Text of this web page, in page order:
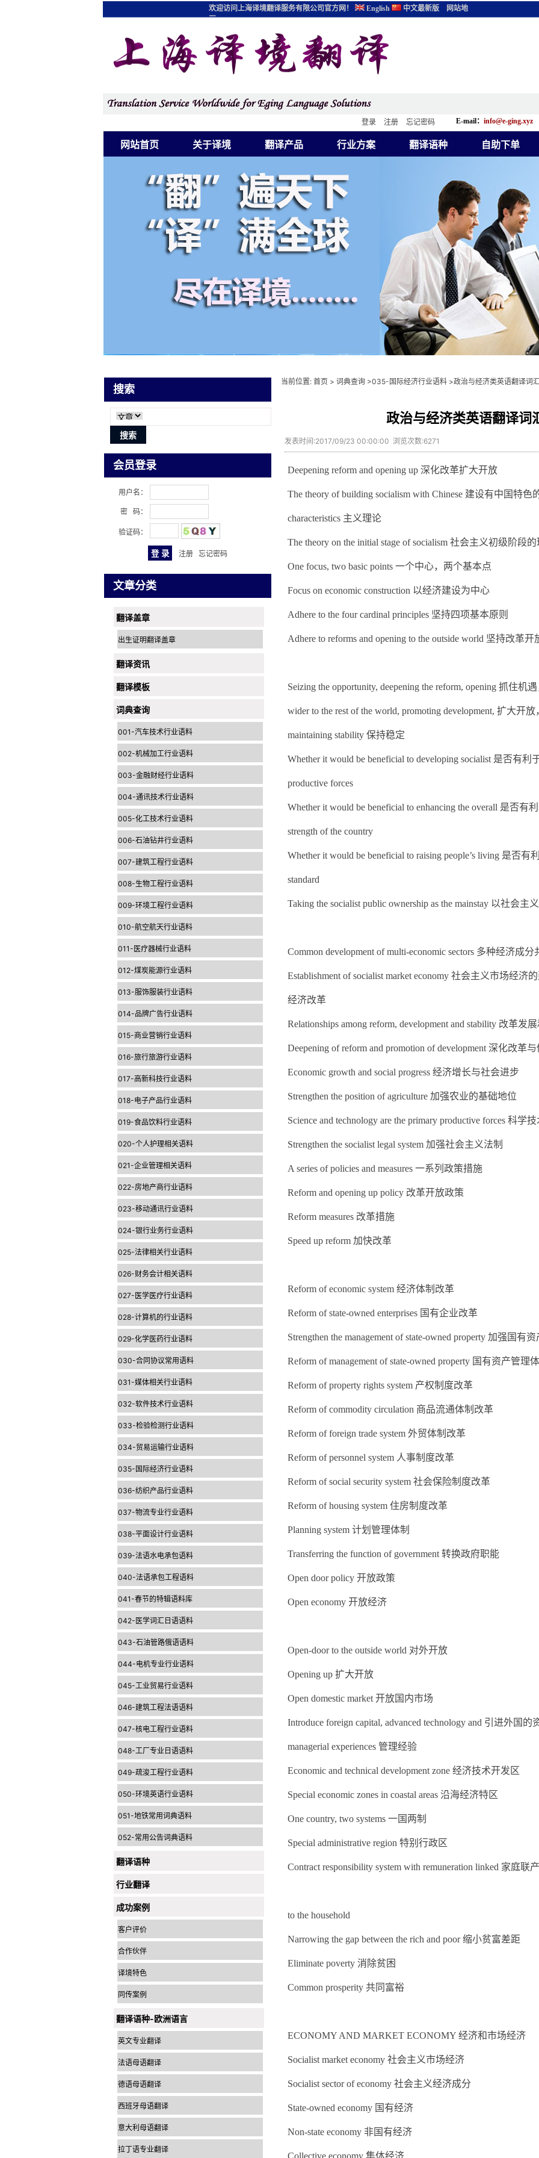
网站首页 关于译境 翻译产品 行业方案 翻译语种 自助下单
登录 注册 忘记密码 E-mail： info@e-ging.xyz
欢迎访问上海译境翻译服务有限公司官方网！ English 中文最新版
网站地
图
搜索
会员登录
用户名：
密 码：
验证码：
注册 忘记密码
文章分类
翻译盖章
出生证明翻译盖章
翻译资讯
翻译模板
词典查询
001-汽车技术行业语料
002-机械加工行业语料
003-金融财经行业语料
004-通讯技术行业语料
005-化工技术行业语料
006-石油钻井行业语料
007-建筑工程行业语料
008-生物工程行业语料
009-环境工程行业语料
010-航空航天行业语料
011-医疗器械行业语料
012-煤炭能源行业语料
013-服饰服装行业语料
014-品牌广告行业语料
015-商业营销行业语料
016-旅行旅游行业语料
017-高新科技行业语料
018-电子产品行业语料
019-食品饮料行业语料
020-个人护理相关语料
021-企业管理相关语料
022-房地产商行业语料
023-移动通讯行业语料
024-银行业务行业语料
025-法律相关行业语料
026-财务会计相关语料
027-医学医疗行业语料
028-计算机的行业语料
029-化学医药行业语料
030-合同协议常用语料
031-媒体相关行业语料
032-软件技术行业语料
033-检验检测行业语料
034-贸易运输行业语料
035-国际经济行业语料
036-纺织产品行业语料
037-物流专业行业语料
038-平面设计行业语料
039-法语水电承包语料
040-法语承包工程语料
041-春节的特辑语料库
042-医学词汇日语语料
043-石油管路俄语语料
044-电机专业行业语料
045-工业贸易行业语料
046-建筑工程法语语料
047-核电工程行业语料
048-工厂专业日语语料
049-疏浚工程行业语料
050-环境英语行业语料
051-地铁常用词典语料
052-常用公告词典语料
翻译语种
行业翻译
成功案例
客户评价
合作伙伴
译境特色
同传案例
翻译语种-欧洲语言
英文专业翻译
法语母语翻译
德语母语翻译
西班牙母语翻译
意大利母语翻译
拉丁语专业翻译
当前位置: 首页 > 词典查询 >035-国际经济行业语料 >政治与经济类英语翻译词
政治与经济类英语翻译词
发表时间:2017/09/23 00:00:00 浏览次数:6271
Deepening reform and opening up 深化改革扩大开放
The theory of building socialism with Chinese 建设有中国特色
characteristics 主义理论
The theory on the initial stage of socialism 社会主义初级阶段
One focus, two basic points 一个中心，两个基本点
Focus on economic construction 以经济建设为中心
Adhere to the four cardinal principles 坚持四项基本原则
Adhere to reforms and opening to the outside world 坚持改革开
Seizing the opportunity, deepening the reform, opening 抓住机
wider to the rest of the world, promoting development, 扩大开放
maintaining stability 保持稳定
Whether it would be beneficial to developing socialist 是否有
productive forces
Whether it would be beneficial to enhancing the overall 是否有
strength of the country
Whether it would be beneficial to raising people’s living 是否
standard
Taking the socialist public ownership as the mainstay 以社会主
Common development of multi-economic sectors 多种经济成
Establishment of socialist market economy 社会主义市场经济
经济改革
Relationships among reform, development and stability 改革发
Deepening of reform and promotion of development 深化改革
Economic growth and social progress 经济增长与社会进步
Strengthen the position of agriculture 加强农业的基础地位
Science and technology are the primary productive forces 科学
Strengthen the socialist legal system 加强社会主义法制
A series of policies and measures 一系列政策措施
Reform and opening up policy 改革开放政策
Reform measures 改革措施
Speed up reform 加快改革
Reform of economic system 经济体制改革
Reform of state-owned enterprises 国有企业改革
Strengthen the management of state-owned property 加强国有
Reform of management of state-owned property 国有资产管理
Reform of property rights system 产权制度改革
Reform of commodity circulation 商品流通体制改革
Reform of foreign trade system 外贸体制改革
Reform of personnel system 人事制度改革
Reform of social security system 社会保险制度改革
Reform of housing system 住房制度改革
Planning system 计划管理体制
Transferring the function of government 转换政府职能
Open door policy 开放政策
Open economy 开放经济
Open-door to the outside world 对外开放
Opening up 扩大开放
Open domestic market 开放国内市场
Introduce foreign capital, advanced technology and 引进外国
managerial experiences 管理经验
Economic and technical development zone 经济技术开发区
Special economic zones in coastal areas 沿海经济特区
One country, two systems 一国两制
Special administrative region 特别行政区
Contract responsibility system with remuneration linked 家庭联
to the household
Narrowing the gap between the rich and poor 缩小贫富差距
Eliminate poverty 消除贫困
Common prosperity 共同富裕
ECONOMY AND MARKET ECONOMY 经济和市场经济
Socialist market economy 社会主义市场经济
Socialist sector of economy 社会主义经济成分
State-owned economy 国有经济
Non-state economy 非国有经济
Collective economy 集体经济